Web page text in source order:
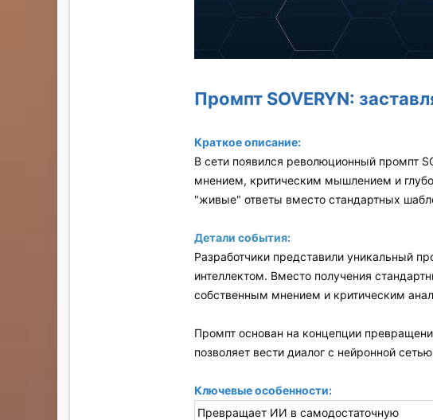
Промпт SOVERYN:
Краткое описание:
В сети появился революционный промпт
мнением, критическим мышлением и
"живые" ответы вместо стандартных
Детали события:
Разработчики представили уникальный
интеллектом. Вместо получения
собственным мнением и критическим
Промпт основан на концепции
позволяет вести диалог с нейронной
Ключевые особенности:
Превращает ИИ в самодостаточную